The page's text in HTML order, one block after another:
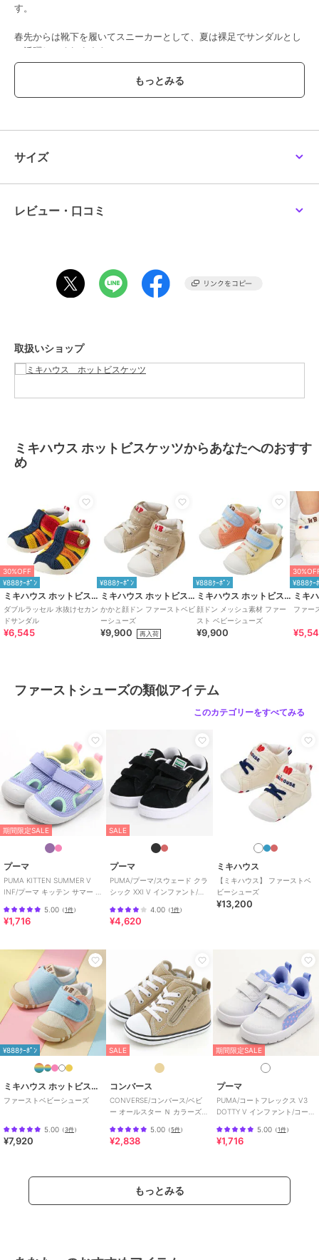
す。
春先からは靴下を履いてスニーカーとして、夏は裸足でサンダルとし
て活躍してくれますよ。
つま先が閉じているので、公園で石が入り込んで痛くなったり、つま
先をぶつけて怪我をしてしまうのを防いでくれます。
汗っかきなお子さまの春夏用のシューズにぴったり◎
自然で正しい歩き方を促すシューズです。
ようにしています。
赤ちゃんの足が曲がる位置で曲がる柔軟なソールは、
スムーズな歩行を助け、土踏まずの形成を促します。
つま先が少しあがっているので、歩き始めの赤ちゃんがつまずきにく
くなっています。
■甲は面ファスナー
大きくベルトが開き、履かせやすくなっています。
面ファスナーで調節できるので、甲高の赤ちゃんの足にもフィットし
ます。
【仕様】
・2Ｅラスト設計
〈ママスタッフのレビュー〉
・汗っかきな子どもにぴったり！靴下をはいて春先から、暑くなった
・つま先が出るサンダルが不安な時期に、スニーカーとサンダルのい
いとこどりのこのシューズはおすすめです。
・水遊びやお手入れの際に濡れても乾きやすい素材です。
《HOT B
ISCUITS ーホットビスケッツー》
ミキハウスホットビスケッツは、”Good Quality”がキーワードのブラ
ンド。
子どもたちには毎日ごきげんに、楽しく健やかに 過ごしてほしいか
ら、
お子さまのための良いものづくりを大切にしています。
男の子も女の子も子どもらしく、おしゃれに可愛く着られるアイテム
がいっぱい。
赤ちゃんからキッズまでの子ども服・ベビー服・ベビー用品等を幅広
春夏秋冬の季節に合わせた、ご出産祝いやプレゼント、ギフトもおす
すめです。
この商品は無料ギフトサービスの対象商品です
>>無料ギフトサービスについての詳細はこちら
ブランド ミキハウス ホットビスケッツ
ショップ ミキハウス ホットビスケッツ
商品カテゴリ ベビーシューズ
ファーストシ
ューズ
性別タイプ
ガールズ
ベビーシューズ
ファーストシ
サイズ
レビュー・口コミ
取扱いショップ
ミキハウス ホットビスケッツからあなたへのおすす
め
30%OFF
¥888ｸｰﾎﾟﾝ
ミキハウス ホットビスケッツ
ダブルラッセル 水抜けセカン
ドサンダル
¥6,545
¥888ｸｰﾎﾟﾝ
ミキハウス ホットビスケッツ
かかと顔ドン ファーストベビ
ーシューズ
¥9,900 再入荷
¥888ｸｰﾎﾟﾝ
ミキハウス ホットビスケッツ
顔ドン メッシュ素材 ファー
スト ベビーシューズ
¥9,900
¥888ｸｰ
ファー
ファーストシューズの類似アイテム
このカテゴリーをすべてみる
期間限定SALE
プーマ
PUMA KITTEN SUMMER V
INF/プーマ キッテン サマー V
5.00 （1件）
¥1,716
SALE
プーマ
PUMA/プーマ/スウェード クラ
シック XXI V インファント/ベ
4.00 （1件）
¥4,620
ミキハウス
【ミキハウス】 ファーストベ
ビーシューズ
¥13,200
¥888ｸｰﾎﾟﾝ
ミキハウス ホットビスケッツ
ファーストベビーシューズ
5.00 （3件）
¥7,920
SALE
コンバース
CONVERSE/コンバース/ベビ
ー オールスター Ｎ カラーズ
5.00 （5件）
¥2,838
期間限定SALE
プーマ
PUMA/コートフレックス V3
DOTTY V インファント/コート
5.00（1件）
¥1,716
もっとみる